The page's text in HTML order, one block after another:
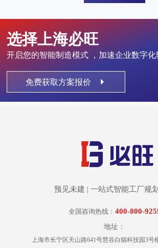
选择上海必旺
开启您的智能制造模式 ，加速企业数字化
免费获取方案报价
预见未建 | 一站式智能工厂规
全国咨询热线： 400-800-
地址：
上海市长宁区天山路641号慧谷白猫科技园3号